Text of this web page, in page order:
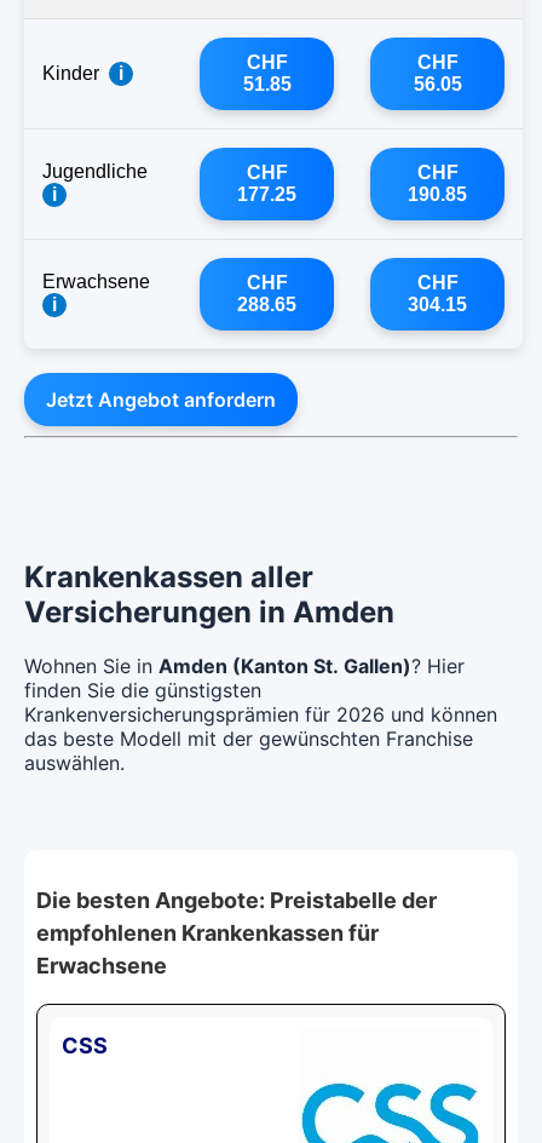
Kinder i
CHF
51.85
CHF
56.05
Jugendliche
i
CHF
177.25
CHF
190.85
Erwachsene
i
CHF
288.65
CHF
304.15
Jetzt Angebot anfordern
Krankenkassen aller
Versicherungen in Amden
Wohnen Sie in Amden (Kanton St. Gallen)? Hier
finden Sie die günstigsten
Krankenversicherungsprämien für 2026 und können
das beste Modell mit der gewünschten Franchise
auswählen.
Die besten Angebote: Preistabelle der
empfohlenen Krankenkassen für
Erwachsene
CSS